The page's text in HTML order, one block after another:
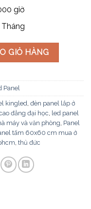
giờ
JASPER 48W, 60x60Cm
GIỎ HÀNG
Panel
kingled, đèn panel lắp ở
đẳng đại học, led panel
máy và văn phòng, Panel
tấm 60x60 cm mua ở
, thủ đức